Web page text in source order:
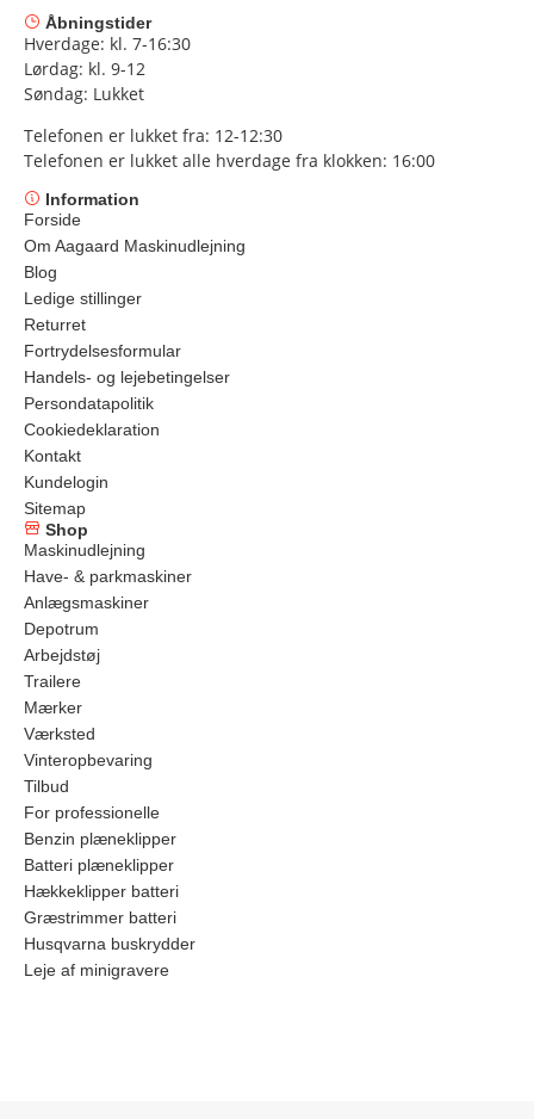
Åbningstider
Hverdage: kl. 7-16:30
Lørdag: kl. 9-12
Søndag: Lukket
Telefonen er lukket fra: 12-12:30
Telefonen er lukket alle hverdage fra klokken: 16:00
Information
Forside
Om Aagaard Maskinudlejning
Blog
Ledige stillinger
Returret
Fortrydelsesformular
Handels- og lejebetingelser
Persondatapolitik
Cookiedeklaration
Kontakt
Kundelogin
Sitemap
Shop
Maskinudlejning
Have- & parkmaskiner
Anlægsmaskiner
Depotrum
Arbejdstøj
Trailere
Mærker
Værksted
Vinteropbevaring
Tilbud
For professionelle
Benzin plæneklipper
Batteri plæneklipper
Hækkeklipper batteri
Græstrimmer batteri
Husqvarna buskrydder
Leje af minigravere